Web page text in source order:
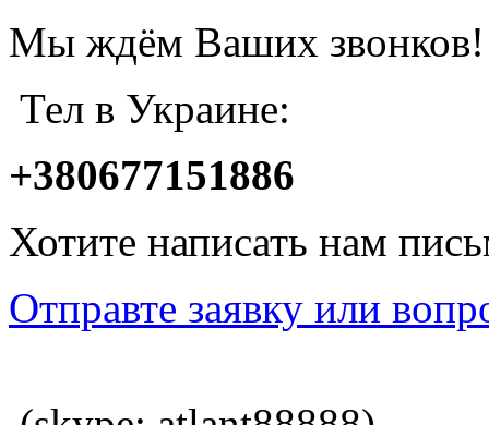
Мы ждём Ваших звонков!
Тел в Украине:
+380677151886
Хотите написать нам
Отправте заявку или